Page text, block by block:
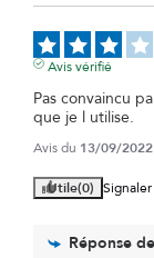
Avis vérifié
Pas convaincu
que je l utilise.
Avis du 13/09/2022
Utile(0) Signaler
Réponse de